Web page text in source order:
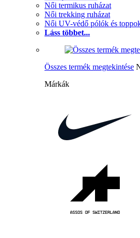
Női termikus ruházat
Női trekking ruházat
Női UV-védő pólók és
Láss többet...
Összes termék megtekintése
Márkák